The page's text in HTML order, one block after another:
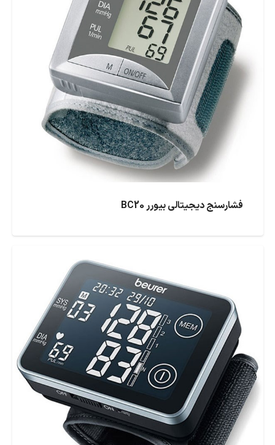
فشارسنج دیجیتالی بیورر BC20